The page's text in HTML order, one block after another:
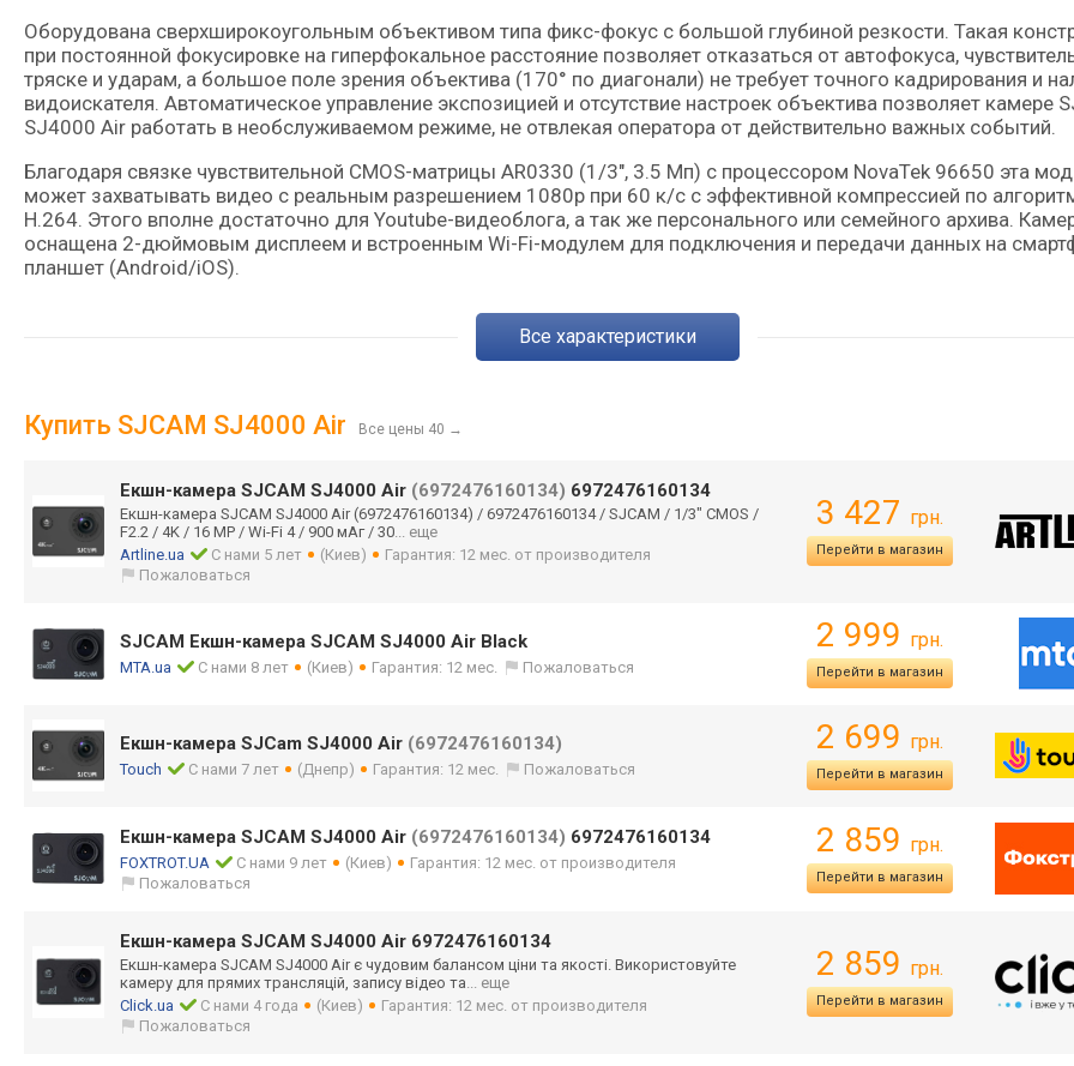
Оборудована сверхширокоугольным объективом типа фикс-фокус с большой глубиной резкости. Такая
при постоянной фокусировке на гиперфокальное расстояние позволяет отказаться от автофокуса,
тряске и ударам, а большое поле зрения объектива (170° по диагонали) не требует точного кадрирования и
видоискателя. Автоматическое управление экспозицией и отсутствие настроек объектива позволяет камере
SJ4000 Air работать в необслуживаемом режиме, не отвлекая оператора от действительно важных событий.
Благодаря связке чувствительной CMOS-матрицы AR0330 (1/3", 3.5 Мп) с процессором NovaTek 96650 эта
может захватывать видео с реальным разрешением 1080р при 60 к/с с эффективной компрессией по
Н.264. Этого вполне достаточно для Youtube-видеоблога, а так же персонального или семейного архива.
оснащена 2-дюймовым дисплеем и встроенным Wi-Fi-модулем для подключения и передачи данных на
планшет (Android/iOS).
Все характеристики
Купить SJCAM SJ4000 Air Все цены 40 →
Екшн-камера SJCAM SJ4000 Air (6972476160134) 6972476160134
Екшн-камера SJCAM SJ4000 Air (6972476160134) / 6972476160134 / SJCAM / 1/3" CMOS /
F2.2 / 4K / 16 MP / Wi-Fi 4 / 900 мАг / 30... еще
Artline.ua
С нами 5 лет (Киев)
Гарантия: 12 мес. от производителя
Пожаловаться
3 427 грн.
Перейти в магазин
SJCAM Екшн-камера SJCAM SJ4000 Air Black
MTA.ua С нами 8 лет (Киев) Гарантия: 12 мес. Пожаловаться
2 999 грн.
Перейти в магазин
Екшн-камера SJCam SJ4000 Air (6972476160134)
Touch С нами 7 лет (Днепр) Гарантия: 12 мес. Пожаловаться
2 699 грн.
Перейти в магазин
Екшн-камера SJCAM SJ4000 Air (6972476160134) 6972476160134
FOXTROT.UA С нами 9 лет (Киев)
Гарантия: 12 мес. от производителя
Пожаловаться
2 859 грн.
Перейти в магазин
Екшн-камера SJCAM SJ4000 Air 6972476160134
Екшн-камера SJCAM SJ4000 Air є чудовим балансом ціни та якості. Використовуйте
камеру для прямих трансляцій, запису відео та... еще
Click.ua
С нами 4 года (Киев)
Гарантия: 12 мес. от производителя
Пожаловаться
2 859 грн.
Перейти в магазин